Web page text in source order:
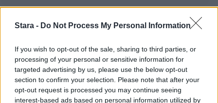
Stara - Do Not Process My Personal Information
If you wish to opt-out of the sale, sharing to third parties, or
processing of your personal or sensitive information for
targeted advertising by us, please use the below opt-out
section to confirm your selection. Please note that after your
opt-out request is processed you may continue seeing
interest-based ads based on personal information utilized by